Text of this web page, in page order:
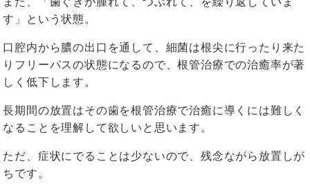
す」という状態。
口腔内から膿の出口を通して、細菌は根尖に行ったり来た
りフリーパスの状態になるので、根管治療での治癒率が著
しく低下します。
長期間の放置はその歯を根管治療で治癒に導くには難しく
なることを理解して欲しいと思います。
ただ、症状にでることは少ないので、残念ながら放置しが
ちです。